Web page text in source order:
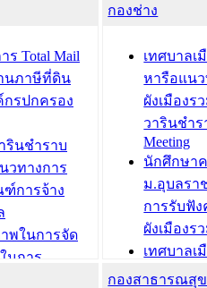
ในการเตรี
บาลเมือง
อบทะเบียน
ำตัว
8 แก่บุคคลที่
ยนบ้าน
าติไทยได้รับ
เมินผลการ
/กอง/
ล็ก/สถานธนา
ความเสี่ย
ประชุมที
ชีวา สร้า
ขับเคลื่อน
“เมืองแห่
บทความ อื่นๆ ...
Total Mail
นภาษีที่ดิน
กรปกครอง
รินชำราบ
วทางการ
ฑ์การจ้าง
พในการจัด
นการ
ระจำปี พ.ศ.
กองช่าง
เทศบาลเ
หารือแน
ผังเมืองร
วารินชำร
Meeting
นักศึกษา
ม.อุบลรา
การรับฟั
ผังเมืองร
เทศบาลเ
โครงการ
กองสาธารณสุ